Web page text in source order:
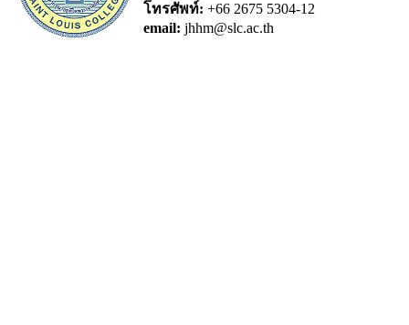
โทรศัพท์: +66 2675 5304-12
email: jhhm@slc.ac.th